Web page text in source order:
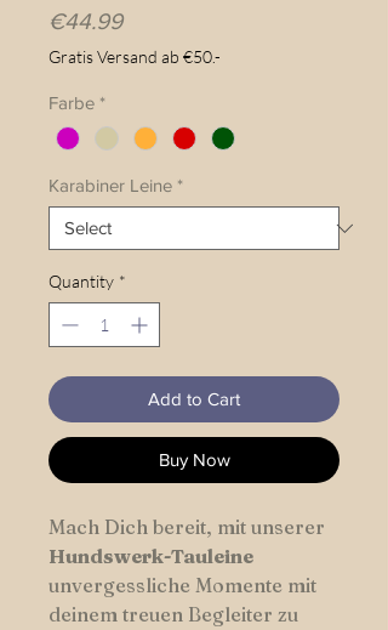
€44.99Price
Gratis Versand ab €50.-
Farbe *
Karabiner Leine *
Quantity *
Add to Cart
Buy Now
Mach Dich bereit, mit unserer
Hundswerk-Tauleine
unvergessliche Momente mit
deinem treuen Begleiter zu